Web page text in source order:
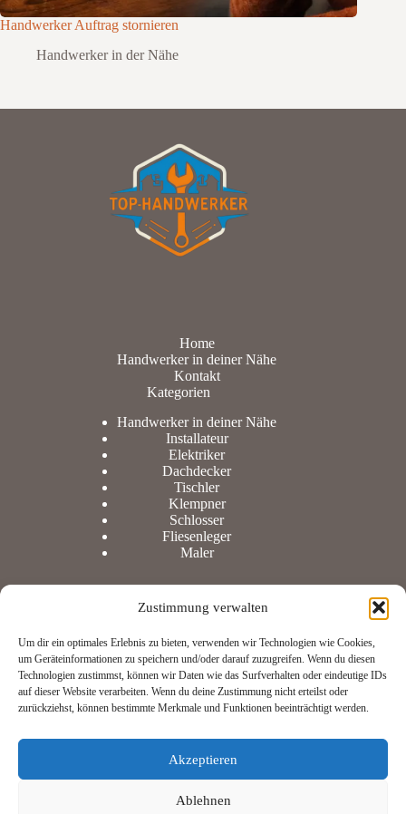
Zustimmung verwalten
Um dir ein optimales Erlebnis zu bieten, verwenden wir Technologien wie Cookies,
um Geräteinformationen zu speichern und/oder darauf zuzugreifen. Wenn du diesen
Technologien zustimmst, können wir Daten wie das Surfverhalten oder eindeutige IDs
auf dieser Website verarbeiten. Wenn du deine Zustimmung nicht erteilst oder
zurückziehst, können bestimmte Merkmale und Funktionen beeinträchtigt werden.
Akzeptieren
Ablehnen
Handwerker Auftrag stornieren
Handwerker in der Nähe
Home
Handwerker in deiner Nähe
Kontakt
Kategorien
Handwerker in deiner Nähe
Installateur
Elektriker
Dachdecker
Tischler
Klempner
Schlosser
Fliesenleger
Maler
Information
Datenschutz
Impressum
Cookie-Richtlinie
Und möchten Ihren Eintrag auf unserer Seite mit Infos